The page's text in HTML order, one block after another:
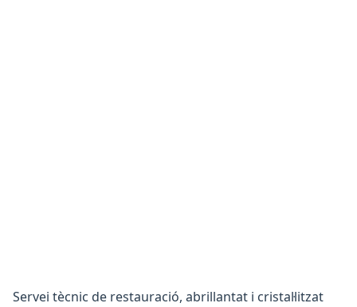
Servei tècnic de restauració, abrillantat i cristal·litzat